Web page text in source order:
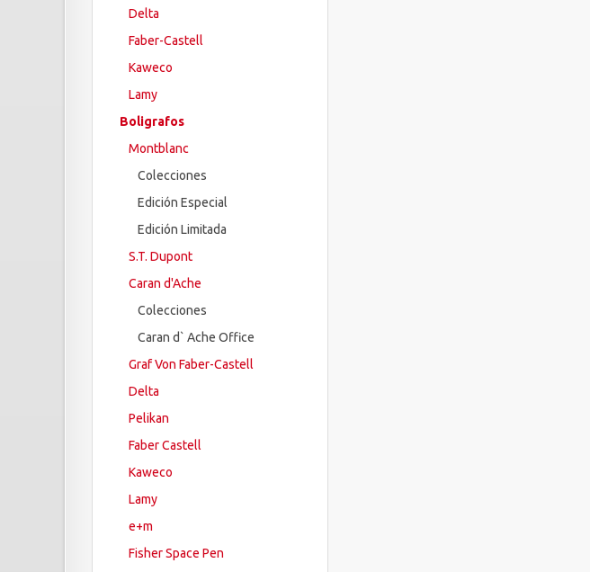
Delta
Faber-Castell
Kaweco
Lamy
Boligrafos
Montblanc
Colecciones
Edición Especial
Edición Limitada
S.T. Dupont
Caran d'Ache
Colecciones
Caran d` Ache Office
Graf Von Faber-Castell
Delta
Pelikan
Faber Castell
Kaweco
Lamy
e+m
Fisher Space Pen